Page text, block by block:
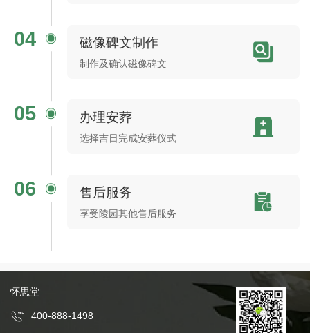
04 磁像碑文制作
制作及确认磁像碑文
05 办理安葬
选择吉日完成安葬仪式
06 售后服务
享受陵园其他售后服务
怀思堂
400-888-1498